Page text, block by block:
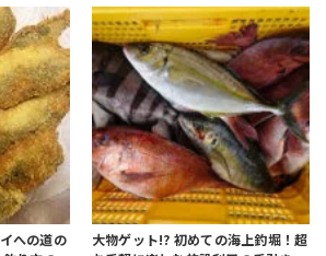
への道の
大物ゲット!? 初めての海上釣堀！超